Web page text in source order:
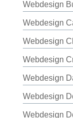
Webdesign
Webdesign
Webdesign
Webdesign
Webdesign
Webdesign
Webdesign